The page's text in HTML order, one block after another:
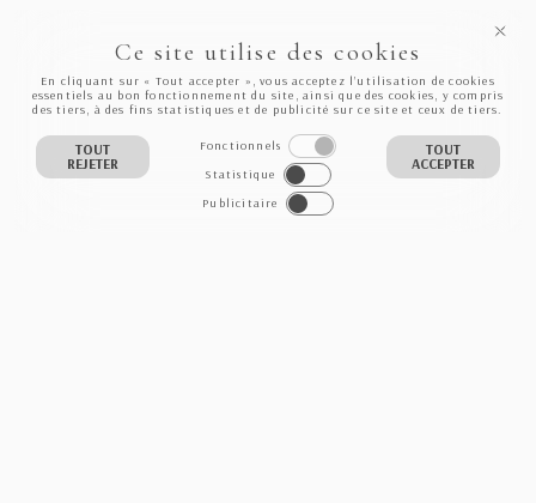
Ce site utilise des cookies
En cliquant sur « Tout accepter », vous acceptez l’utilisation de cookies
essentiels au bon fonctionnement du site, ainsi que des cookies, y compris
des tiers, à des fins statistiques et de publicité sur ce site et ceux de tiers.
TOUT
REJETER
Fonctionnels
Statistique
Publicitaire
TOUT
ACCEPTER